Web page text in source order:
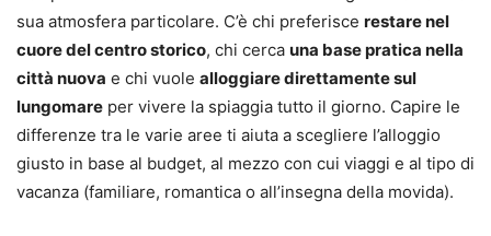
sua atmosfera particolare. C’è chi preferisce restare nel
cuore del centro storico, chi cerca una base pratica nella
città nuova e chi vuole alloggiare direttamente sul
lungomare per vivere la spiaggia tutto il giorno. Capire le
differenze tra le varie aree ti aiuta a scegliere l’alloggio
giusto in base al budget, al mezzo con cui viaggi e al tipo di
vacanza (familiare, romantica o all’insegna della movida).